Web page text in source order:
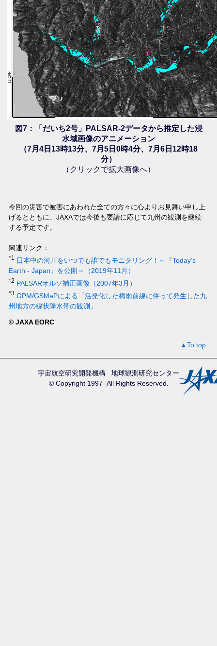
図7：「だいち2号」PALSAR-2データから推定した浸
水域画像のアニメーション
（7月4日13時13分、7月5日0時4分、7月6日12時18
分）
（クリックで拡大画像へ）
今回の災害で被害にあわれた全ての方々に心よりお見舞い申し上
げるとともに、JAXAでは今後も要請に応じて九州の観測を継続
する予定です。
関連リンク：
*1 日本中の河川をいつでも誰でもモニタリング！～『Today’s
Earth - Japan』を公開～（2019年11月）
*2 PALSARオルソ補正画像（2007年3月）
*3 GPM/GSMaPによる「活発化した梅雨前線に伴って発生した九
州地方の線状降水帯の観測」
© JAXA EORC
▲To top
宇宙航空研究開発機構
地球観測研究センター
© Copyright 1997- All Rights Reserved.